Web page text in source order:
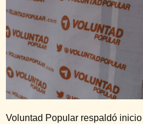
Voluntad Popular respaldó